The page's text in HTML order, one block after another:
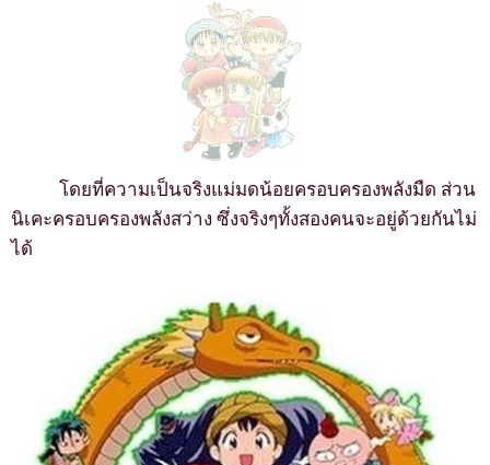
โดยที่ความเป็นจริงแม่มดน้อยครอบครองพลังมืด ส่วน
นิเคะครอบครองพลังสว่าง ซึ่งจริงๆทั้งสองคนจะอยู่ด้วยกันไม่
ได้